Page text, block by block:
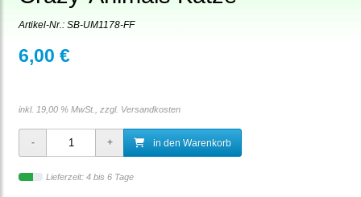
Artikel-Nr.: SB-UM1178-FF
6,00 €
inkl. 19,00 % MwSt., zzgl. Versandkosten
in den Warenkorb
Lieferzeit: 4 bis 6 Tage